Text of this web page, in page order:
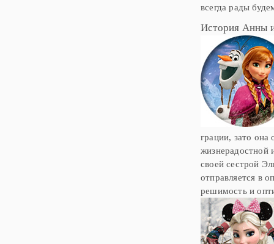
всегда рады
История Анны
грации, зато она
жизнерадостной
своей сестрой
отправляется в
решимость и